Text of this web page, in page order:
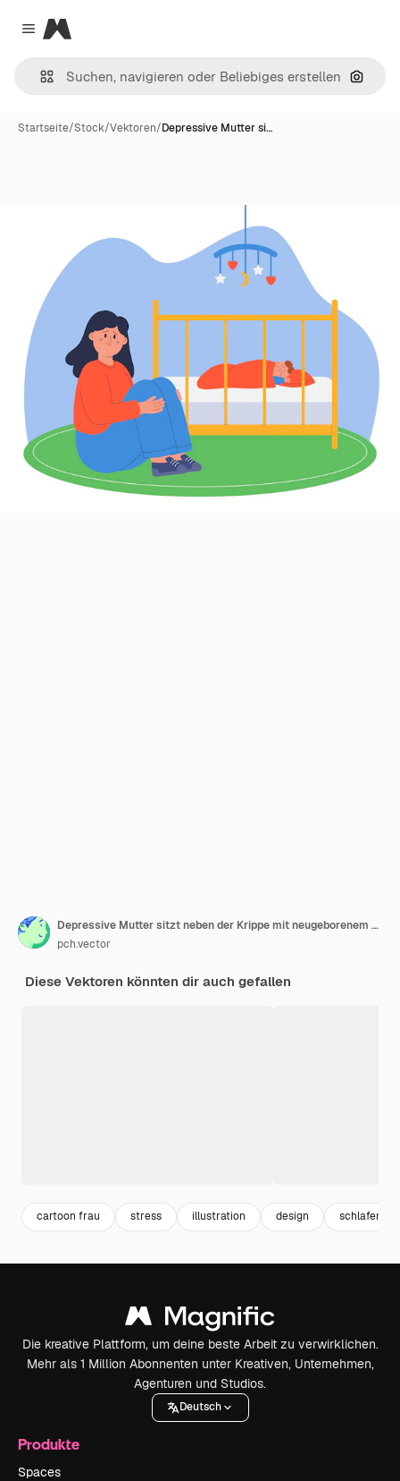
Close menu
Magnific
Nach
Startseite/Stock/Vektoren/Depressive Mutter si…
Depressive Mutter sitzt neben der Krippe mit neugeborenem Kind. Traurige und müde Mutter neben schlafendem Baby in der flachen Vektorillustration der Krippe. Postnatale Depression, Angst, Mutterschaftskonzept für Banner
pch.vector
Diese Vektoren könnten dir auch gefallen
cartoon frau stress illustration design schlafend
Die kreative Plattform, um deine beste Arbeit zu verwirklichen.
Mehr als 1 Million Abonnenten unter Kreativen, Unternehmen,
Agenturen und Studios.
Deutsch
Produkte
Spaces